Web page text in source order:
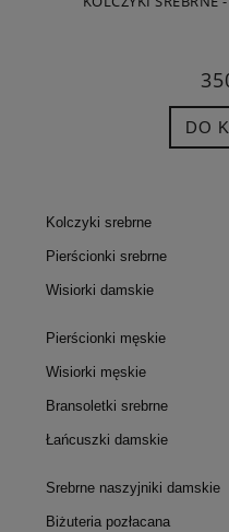
DO
Kolczyki srebrne
Pierścionki srebrne
Wisiorki damskie
Pierścionki męskie
Wisiorki męskie
Bransoletki srebrne
Łańcuszki damskie
Srebrne naszyjniki damskie
Biżuteria pozłacana